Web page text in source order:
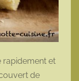
rapidement et
de